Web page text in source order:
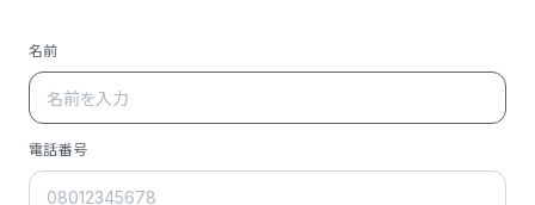
名前
電話番号